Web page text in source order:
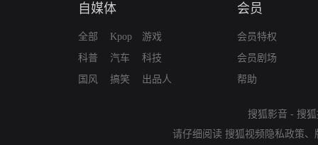
自媒体
全部
科普
国风
Kpop
汽车
搞笑
游戏
科技
出品人
会员
会员特权
会员剧场
帮助
搜狐影音 - 搜
请仔细阅读 搜狐视频隐私政策、